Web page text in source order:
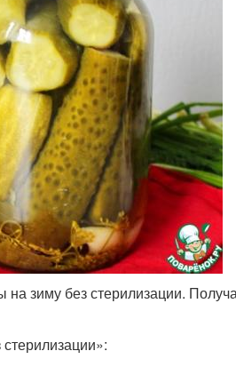
зиму без стерилизации.